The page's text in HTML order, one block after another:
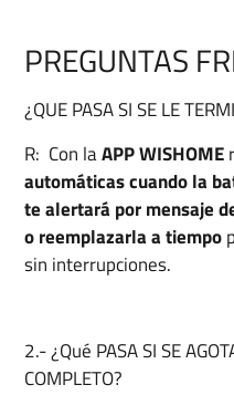
PREGUNTAS
¿QUE PASA SI SE LE
R: Con laAPP WISHOME
automáticas cuando la
te alertará por mensaje
o reemplazarla a tiempo
sin interrupciones.
2.- ¿Qué PASA SI SE
COMPLETO?